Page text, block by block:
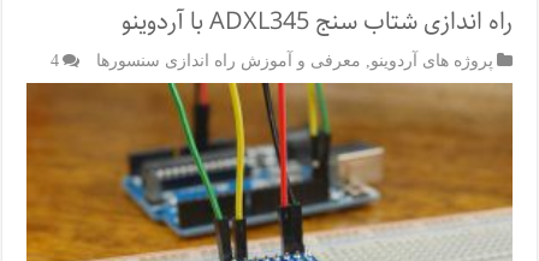
راه اندازی شتاب سنج ADXL345 با آردوینو
پروژه های آردوینو معرفی و آموزش راه اندازی سنسورها 4